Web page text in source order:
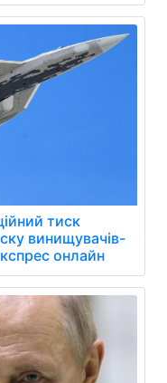
тиск
винищувачів-
онлайн